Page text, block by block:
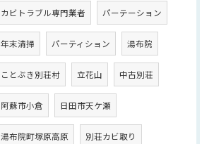
カビトラブル専門業者 パーテーション
年末清掃 パーティション 湯布院
ことぶき別荘村 立花山 中古別荘
阿蘇市小倉 日田市天ケ瀬
湯布院町塚原高原 別荘カビ取り